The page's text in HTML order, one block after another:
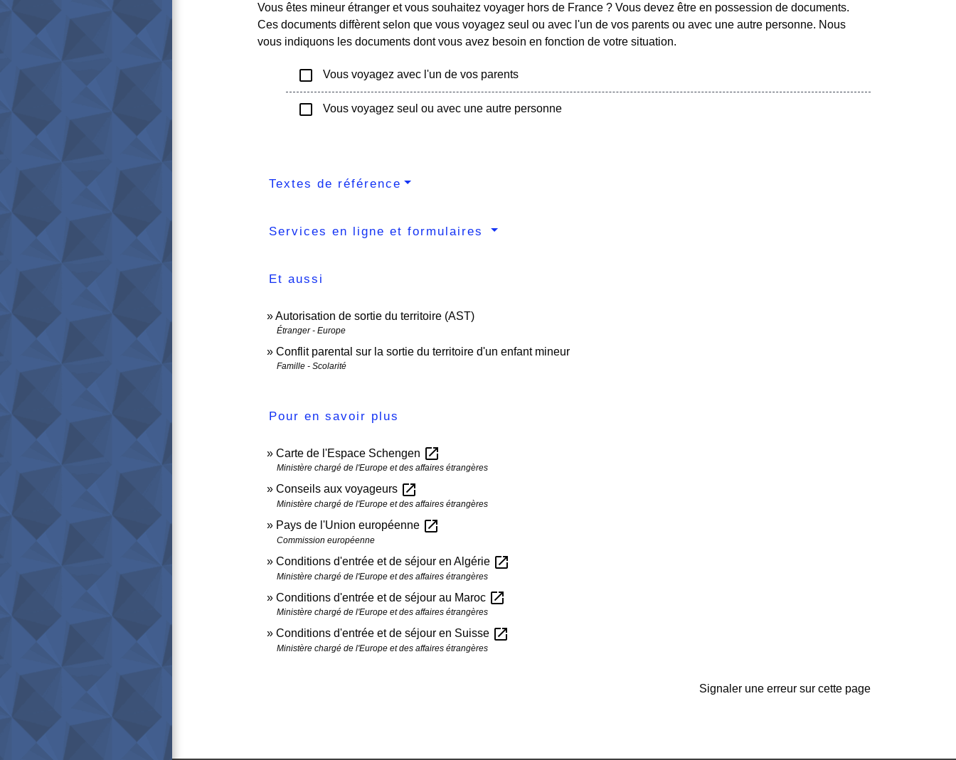
Vous êtes mineur étranger et vous souhaitez voyager hors de France ? Vous devez être en possession de documents.
Ces documents diffèrent selon que vous voyagez seul ou avec l'un de vos parents ou avec une autre personne. Nous
vous indiquons les documents dont vous avez besoin en fonction de votre situation.
check_box_outline_blank Vous voyagez avec l'un de vos parents
check_box_outline_blank Vous voyagez seul ou avec une autre personne
Textes de référence
Services en ligne et formulaires
Et aussi
Autorisation de sortie du territoire (AST)
Étranger - Europe
Conflit parental sur la sortie du territoire d'un enfant mineur
Famille - Scolarité
Pour en savoir plus
Carte de l'Espace Schengen open_in_new
Ministère chargé de l'Europe et des affaires étrangères
Conseils aux voyageurs open_in_new
Ministère chargé de l'Europe et des affaires étrangères
Pays de l'Union européenne open_in_new
Commission européenne
Conditions d'entrée et de séjour en Algérie open_in_new
Ministère chargé de l'Europe et des affaires étrangères
Conditions d'entrée et de séjour au Maroc open_in_new
Ministère chargé de l'Europe et des affaires étrangères
Conditions d'entrée et de séjour en Suisse open_in_new
Ministère chargé de l'Europe et des affaires étrangères
Signaler une erreur sur cette page